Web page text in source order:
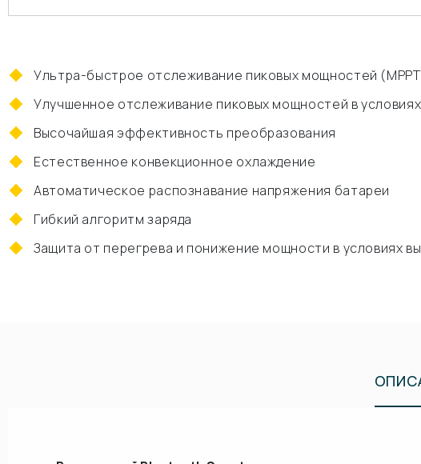
Ультра-быстрое отслеживание пиковых мощностей
Улучшенное отслеживание пиковых мощностей в
Высочайшая эффективность преобразования
Естественное конвекционное охлаждение
Автоматическое распознавание напряжения батареи
Гибкий алгоритм заряда
Защита от перегрева и понижение мощности в условиях